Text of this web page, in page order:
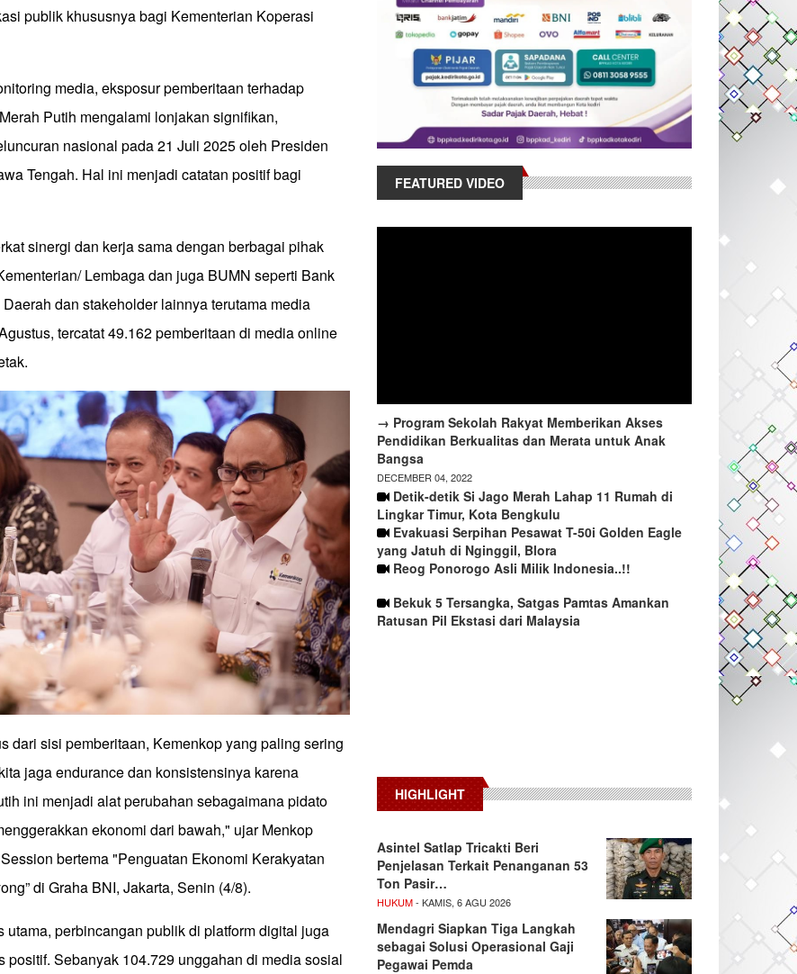
publik khususnya bagi Kementerian Koperasi
media, eksposur pemberitaan terhadap
Putih mengalami lonjakan signifikan,
nasional pada 21 Juli 2025 oleh Presiden
Tengah. Hal ini menjadi catatan positif bagi
sinergi dan kerja sama dengan berbagai pihak
Lembaga dan juga BUMN seperti Bank
dan stakeholder lainnya terutama media
tercatat 49.162 pemberitaan di media online
dari sisi pemberitaan, Kemenkop yang paling sering
jaga endurance dan konsistensinya karena
ini menjadi alat perubahan sebagaimana pidato
ekonomi dari bawah," ujar Menkop
bertema "Penguatan Ekonomi Kerakyatan
di Graha BNI, Jakarta, Senin (4/8).
utama, perbincangan publik di platform digital juga
positif. Sebanyak 104.729 unggahan di media sosial
FEATURED VIDEO
→ Program Sekolah Rakyat Memberikan Akses
Pendidikan Berkualitas dan Merata untuk Anak
Bangsa
DECEMBER 04, 2022
Detik-detik Si Jago Merah Lahap 11 Rumah di
Lingkar Timur, Kota Bengkulu
Evakuasi Serpihan Pesawat T-50i Golden Eagle
yang Jatuh di Nginggil, Blora
Reog Ponorogo Asli Milik Indonesia..!!
Bekuk 5 Tersangka, Satgas Pamtas Amankan
Ratusan Pil Ekstasi dari Malaysia
HIGHLIGHT
Asintel Satlap Tricakti Beri
Penjelasan Terkait Penanganan 53
Ton Pasir…
HUKUM- KAMIS, 6 AGU 2026
Mendagri Siapkan Tiga Langkah
sebagai Solusi Operasional Gaji
Pegawai Pemda